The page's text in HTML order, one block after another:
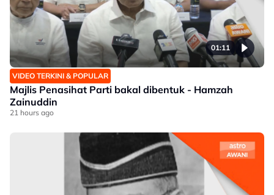
01:11
VIDEO TERKINI & POPULAR
Majlis Penasihat Parti bakal dibentuk - Hamzah
Zainuddin
21 hours ago